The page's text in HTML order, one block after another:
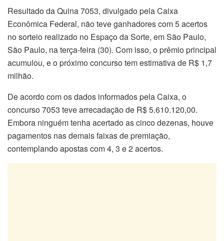
Resultado da Quina 7053, divulgado pela Caixa
Econômica Federal, não teve ganhadores com 5 acertos
no sorteio realizado no Espaço da Sorte, em São Paulo,
São Paulo, na terça-feira (30). Com isso, o prêmio principal
acumulou, e o próximo concurso tem estimativa de R$ 1,7
milhão.
De acordo com os dados informados pela Caixa, o
concurso 7053 teve arrecadação de R$ 5.610.120,00.
Embora ninguém tenha acertado as cinco dezenas, houve
pagamentos nas demais faixas de premiação,
contemplando apostas com 4, 3 e 2 acertos.